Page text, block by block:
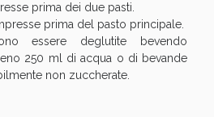
prima dei due pasti.
prima del pasto principale.
essere deglutite bevendo
250 ml di acqua o di bevande
non zuccherate.